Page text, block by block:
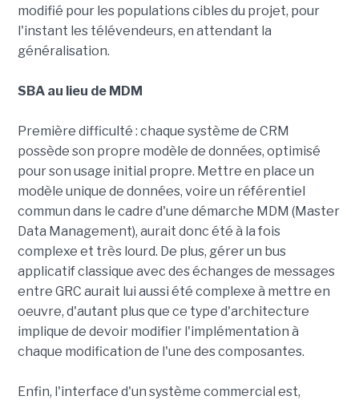
modifié pour les populations cibles du projet, pour
l'instant les télévendeurs, en attendant la
généralisation.
SBA au lieu de MDM
Première difficulté : chaque système de CRM
possède son propre modèle de données, optimisé
pour son usage initial propre. Mettre en place un
modèle unique de données, voire un référentiel
commun dans le cadre d'une démarche MDM (Master
Data Management), aurait donc été à la fois
complexe et très lourd. De plus, gérer un bus
applicatif classique avec des échanges de messages
entre GRC aurait lui aussi été complexe à mettre en
oeuvre, d'autant plus que ce type d'architecture
implique de devoir modifier l'implémentation à
chaque modification de l'une des composantes.
Enfin, l'interface d'un système commercial est,